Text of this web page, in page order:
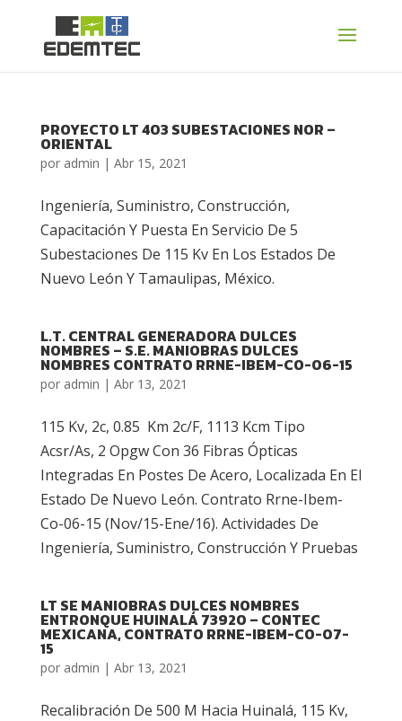
PROYECTO LT 403 SUBESTACIONES NOR –
ORIENTAL
por admin | Abr 15, 2021
Ingeniería, Suministro, Construcción,
Capacitación Y Puesta En Servicio De 5
Subestaciones De 115 Kv En Los Estados De
Nuevo León Y Tamaulipas, México.
L.T. CENTRAL GENERADORA DULCES
NOMBRES – S.E. MANIOBRAS DULCES
NOMBRES CONTRATO RRNE-IBEM-CO-06-15
por admin | Abr 13, 2021
115 Kv, 2c, 0.85 Km 2c/F, 1113 Kcm Tipo
Acsr/As, 2 Opgw Con 36 Fibras Ópticas
Integradas En Postes De Acero, Localizada En El
Estado De Nuevo León. Contrato Rrne-Ibem-
Co-06-15 (Nov/15-Ene/16). Actividades De
Ingeniería, Suministro, Construcción Y Pruebas
LT SE MANIOBRAS DULCES NOMBRES
ENTRONQUE HUINALÁ 73920 – CONTEC
MEXICANA, CONTRATO RRNE-IBEM-CO-07-
15
por admin | Abr 13, 2021
Recalibración De 500 M Hacia Huinalá, 115 Kv,